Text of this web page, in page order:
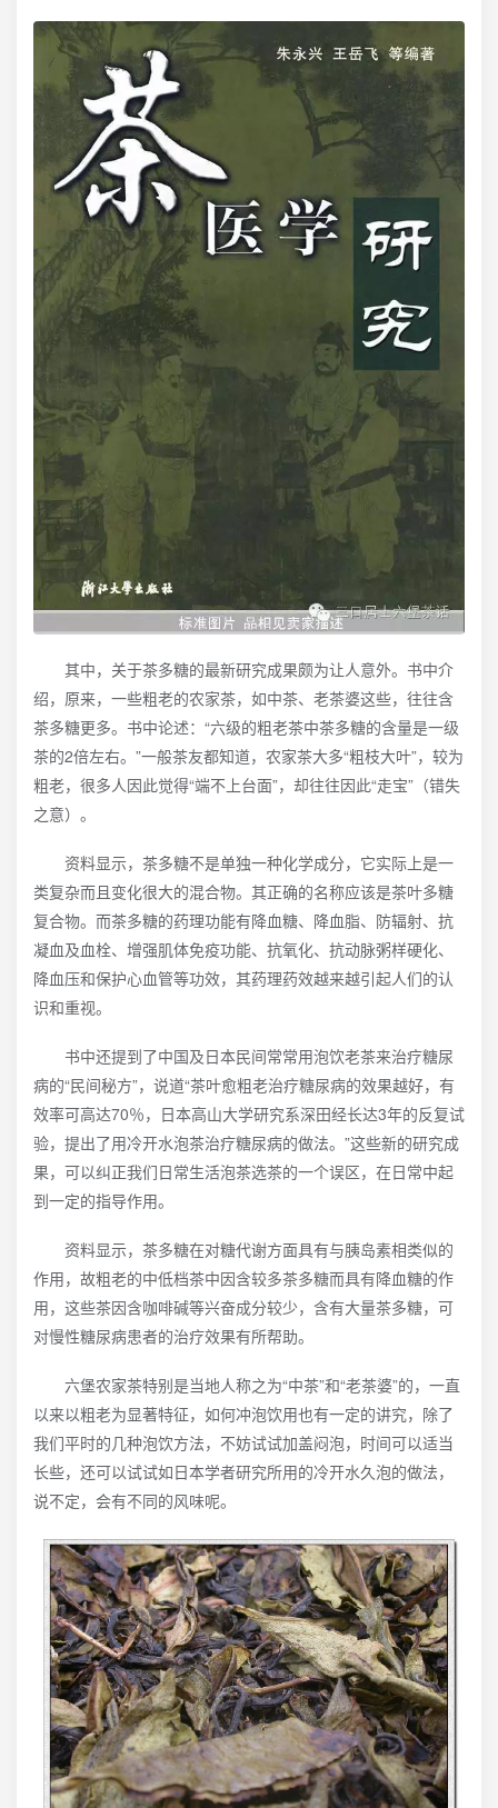
其中，关于茶多糖的最新研究成果颇为让人意外。书中介
绍，原来，一些粗老的农家茶，如中茶、老茶婆这些，往往含
茶多糖更多。书中论述：“六级的粗老茶中茶多糖的含量是一级
茶的2倍左右。”一般茶友都知道，农家茶大多“粗枝大叶”，较为
粗老，很多人因此觉得“端不上台面”，却往往因此“走宝”（错失
之意）。
资料显示，茶多糖不是单独一种化学成分，它实际上是一
类复杂而且变化很大的混合物。其正确的名称应该是茶叶多糖
复合物。而茶多糖的药理功能有降血糖、降血脂、防辐射、抗
凝血及血栓、增强肌体免疫功能、抗氧化、抗动脉粥样硬化、
降血压和保护心血管等功效，其药理药效越来越引起人们的认
识和重视。
书中还提到了中国及日本民间常常用泡饮老茶来治疗糖尿
病的“民间秘方”，说道“茶叶愈粗老治疗糖尿病的效果越好，有
效率可高达70％，日本高山大学研究系深田经长达3年的反复试
验，提出了用冷开水泡茶治疗糖尿病的做法。”这些新的研究成
果，可以纠正我们日常生活泡茶选茶的一个误区，在日常中起
到一定的指导作用。
资料显示，茶多糖在对糖代谢方面具有与胰岛素相类似的
作用，故粗老的中低档茶中因含较多茶多糖而具有降血糖的作
用，这些茶因含咖啡碱等兴奋成分较少，含有大量茶多糖，可
对慢性糖尿病患者的治疗效果有所帮助。
六堡农家茶特别是当地人称之为“中茶”和“老茶婆”的，一直
以来以粗老为显著特征，如何冲泡饮用也有一定的讲究，除了
我们平时的几种泡饮方法，不妨试试加盖闷泡，时间可以适当
长些，还可以试试如日本学者研究所用的冷开水久泡的做法，
说不定，会有不同的风味呢。